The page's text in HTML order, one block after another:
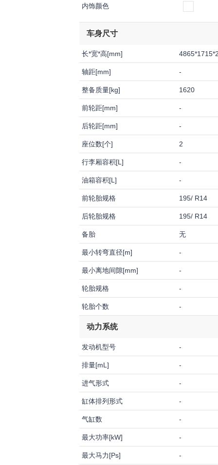
内饰颜色
车身尺寸
长*宽*高[mm]
轴距[mm] -
整备质量[kg] 1620
前轮距[mm] -
后轮距[mm] -
座位数[个] 2
行李厢容积[L] -
油箱容积[L] -
前轮胎规格 195/ R14
后轮胎规格 195/ R14
备胎 无
最小转弯直径[m] -
最小离地间隙[mm] -
轮胎规格 -
轮胎个数 -
动力系统
发动机型号 -
排量[mL] -
进气形式 -
缸体排列形式 -
气缸数 -
最大功率[kW] -
最大马力[Ps] -